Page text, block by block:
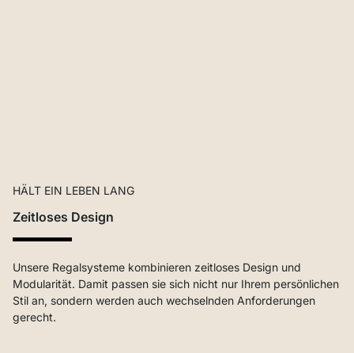
HÄLT EIN LEBEN LANG
Zeitloses Design
Unsere Regalsysteme kombinieren zeitloses Design und
Modularität. Damit passen sie sich nicht nur Ihrem persönlichen
Stil an, sondern werden auch wechselnden Anforderungen
gerecht.